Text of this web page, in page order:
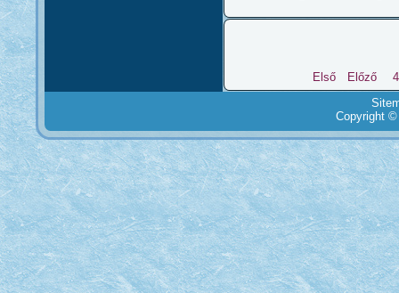
Első Előző
4
Copyright ©